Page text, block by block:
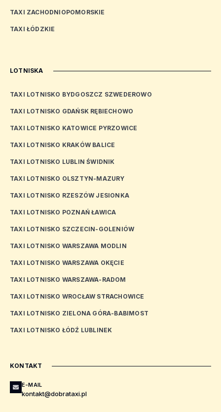
TAXI ZACHODNIOPOMORSKIE
TAXI ŁÓDZKIE
LOTNISKA
TAXI LOTNISKO BYDGOSZCZ SZWEDEROWO
TAXI LOTNISKO GDAŃSK RĘBIECHOWO
TAXI LOTNISKO KATOWICE PYRZOWICE
TAXI LOTNISKO KRAKÓW BALICE
TAXI LOTNISKO LUBLIN ŚWIDNIK
TAXI LOTNISKO OLSZTYN-MAZURY
TAXI LOTNISKO RZESZÓW JESIONKA
TAXI LOTNISKO POZNAŃ ŁAWICA
TAXI LOTNISKO SZCZECIN-GOLENIÓW
TAXI LOTNISKO WARSZAWA MODLIN
TAXI LOTNISKO WARSZAWA OKĘCIE
TAXI LOTNISKO WARSZAWA-RADOM
TAXI LOTNISKO WROCŁAW STRACHOWICE
TAXI LOTNISKO ZIELONA GÓRA-BABIMOST
TAXI LOTNISKO ŁÓDŹ LUBLINEK
KONTAKT
E-MAIL
kontakt@dobrataxi.pl